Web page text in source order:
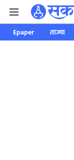
Epaper ताज्या